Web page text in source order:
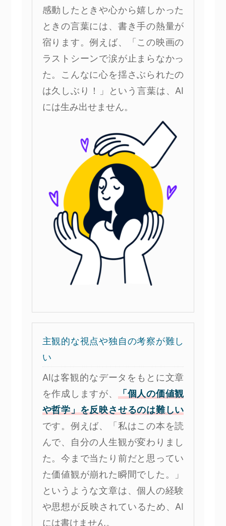
感動したときや心から嬉しかった
ときの言葉には、書き手の熱量が
宿ります。例えば、「この映画の
ラストシーンで涙が止まらなかっ
た。こんなに心を揺さぶられたの
は久しぶり！」という言葉は、AI
には生み出せません。
主観的な視点や独自の考察が難し
い
AIは客観的なデータをもとに文章
を作成しますが、 「個人の価値観
や哲学」を反映させるのは難しい
です。例えば、「私はこの本を読
んで、自分の人生観が変わりまし
た。今まで当たり前だと思ってい
た価値観が崩れた瞬間でした。」
というような文章は、個人の経験
や思想が反映されているため、AI
には書けません。